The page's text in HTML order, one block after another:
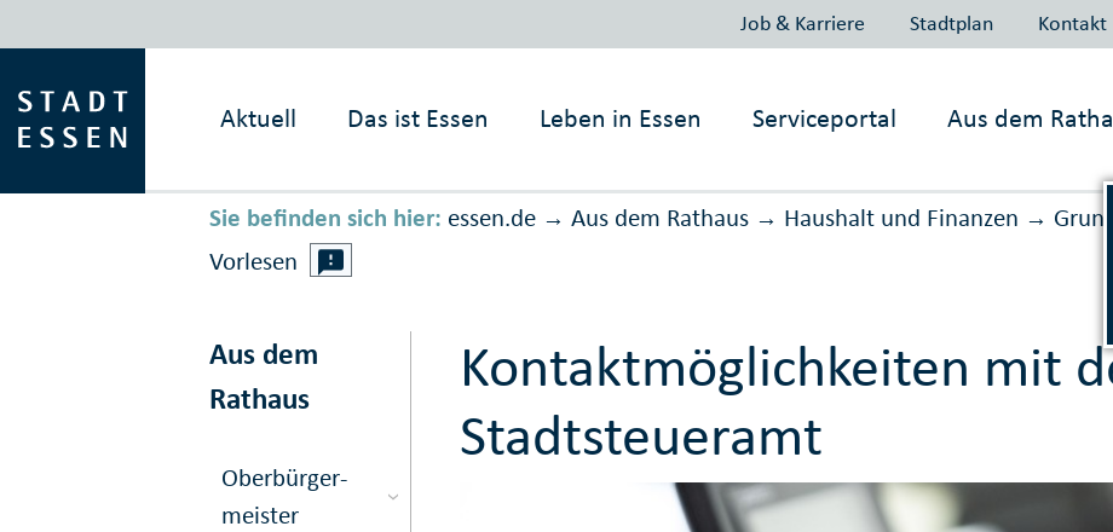
Job & Karriere Stadtplan Kontakt
Aktuell Das ist Essen Leben in Essen Serviceportal Aus dem
Sie befinden sich hier: essen.de → Aus dem Rathaus → Haushalt und Finanzen →
Vorlesen
Aus dem
Rathaus
Ober­bürger­
meister
Kontaktmöglichkeiten mit
Stadtsteueramt